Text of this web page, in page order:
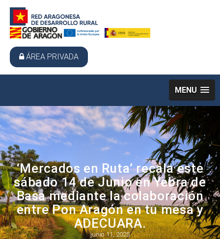
ÁREA PRIVADA
MENU
‘Mercados en Ruta’ recala este
sábado 14 de Junio en Yebra de
Basa mediante la colaboración
entre Pon Aragón en tu mesa y
ADECUARA.
junio 11, 2025